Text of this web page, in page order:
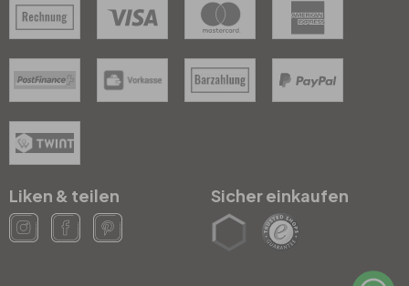
Liken & teilen Sicher einkaufen